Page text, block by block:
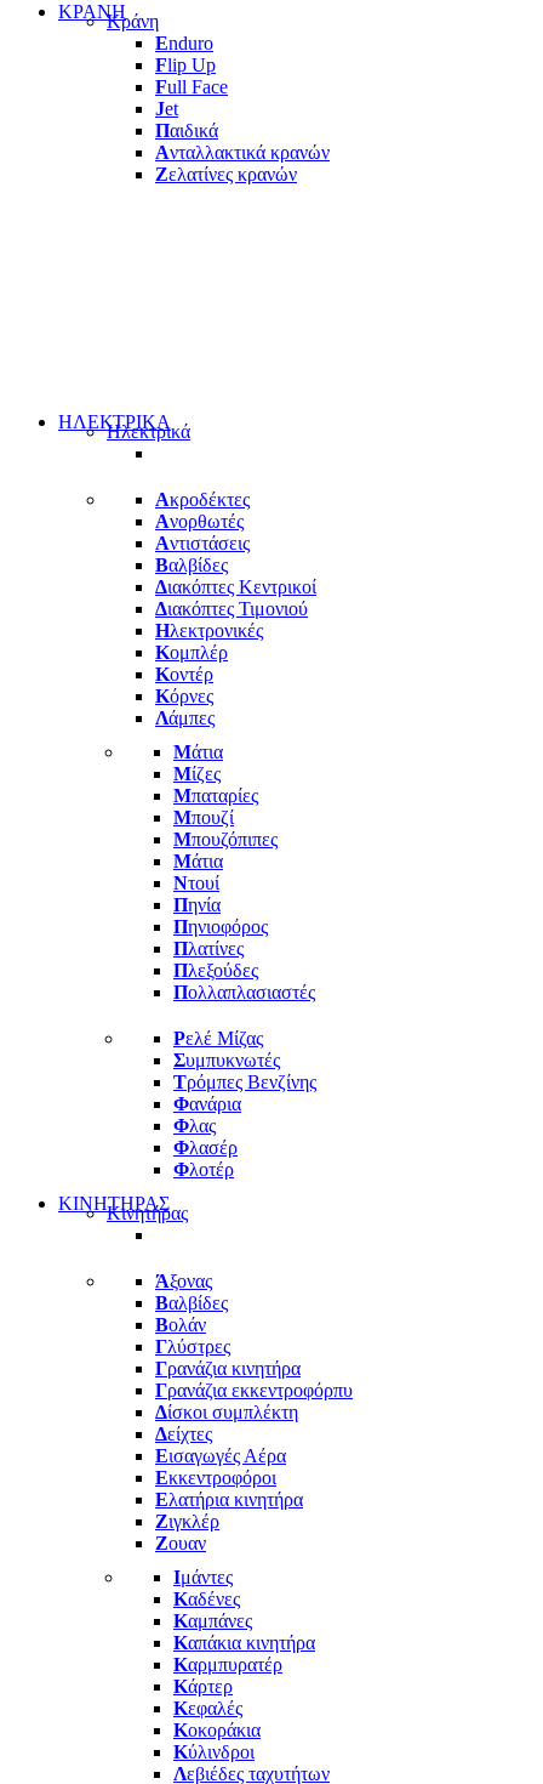
ΚΡΑΝΗΚράνη
Enduro
Flip Up
Full Face
Jet
Παιδικά
Ανταλλακτικά κρανών
Ζελατίνες κρανών
ΗΛΕΚΤΡΙΚΑ
Ηλεκτρικά
Ακροδέκτες
Ανορθωτές
Αντιστάσεις
Βαλβίδες
Διακόπτες Κεντρικοί
Διακόπτες Τιμονιού
Ηλεκτρονικές
Κομπλέρ
Κοντέρ
Κόρνες
Λάμπες
Μάτια
Μίζες
Μπαταρίες
Μπουζί
Μπουζόπιπες
Μάτια
Ντουί
Πηνία
Πηνιοφόρος
Πλατίνες
Πλεξούδες
Πολλαπλασιαστές
Ρελέ Μίζας
Συμπυκνωτές
Τρόμπες Βενζίνης
Φανάρια
Φλας
Φλασέρ
Φλοτέρ
ΚΙΝΗΤΗΡΑΣ
Κινητήρας
Άξονας
Βαλβίδες
Βολάν
Γλύστρες
Γρανάζια κινητήρα
Γρανάζια εκκεντροφόρπυ
Δίσκοι συμπλέκτη
Δείχτες
Εισαγωγές Αέρα
Εκκεντροφόροι
Ελατήρια κινητήρα
Ζιγκλέρ
Ζουαν
Ιμάντες
Καδένες
Καμπάνες
Καπάκια κινητήρα
Καρμπυρατέρ
Κάρτερ
Κεφαλές
Κοκοράκια
Κύλινδροι
Λεβιέδες ταχυτήτων